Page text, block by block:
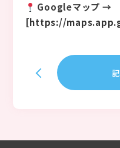
Googleマップ →
[https://